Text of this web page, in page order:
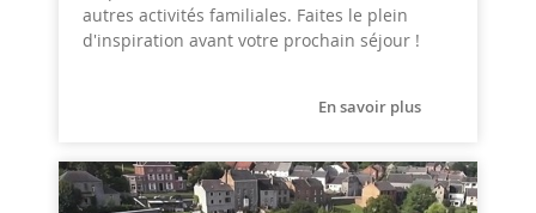
autres activités familiales. Faites le plein
d'inspiration avant votre prochain séjour !
En savoir plus